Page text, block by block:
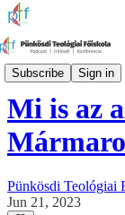
Subscribe Sign in
Coaching Podcast a
Mi is az
Pünkösdi Teológiai
Jun 21, 2023